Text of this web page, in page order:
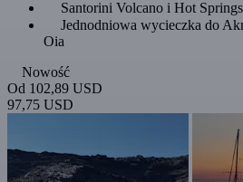
Santorini Volcano i Hot
Jednodniowa wycieczka do
Oia
Nowość
Od 102,89 USD
97,75 USD